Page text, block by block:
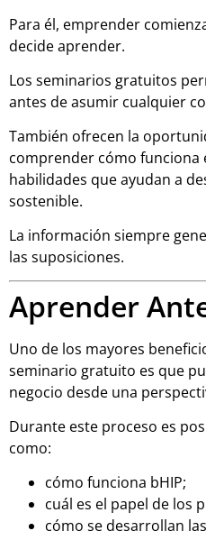
Para él, emprender
decide aprender.
Los seminarios gratuitos
antes de asumir cualquier
También ofrecen la
comprender cómo funciona
habilidades que ayudan a
sostenible.
La información siempre
las suposiciones.
Aprender
Uno de los mayores
seminario gratuito es que
negocio desde una
Durante este proceso es
como:
cómo funciona bHIP;
cuál es el papel de los
cómo se desarrollan